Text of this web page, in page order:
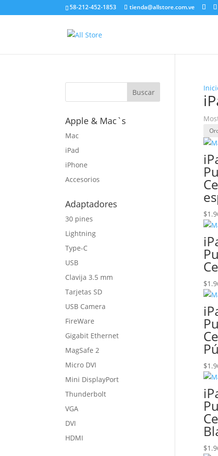
58-212-452-1853 tienda@allstore.com.ve
$
$
$
$
Apple & Mac`s
Mac
iPad
iPhone
Accesorios
Adaptadores
30 pines
Lightning
Type-C
USB
Clavija 3.5 mm
Tarjetas SD
USB Camera
FireWare
Gigabit Ethernet
MagSafe 2
Micro DVI
Mini DisplayPort
Thunderbolt
VGA
DVI
HDMI